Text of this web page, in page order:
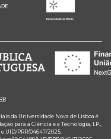
da Universidade Nova de Lisboa é
para a Ciência e a Tecnologia, I.P.,
UID/PRR/04647/2025.